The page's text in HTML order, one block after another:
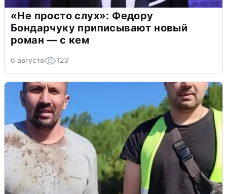
«Не просто слух»: Федору
Бондарчуку приписывают новый
роман — с кем
6 августа 123